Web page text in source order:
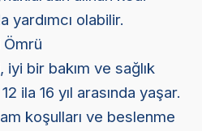
yardımcı olabilir.
bir bakım ve sağlık
ila 16 yıl arasında yaşar.
koşulları ve beslenme